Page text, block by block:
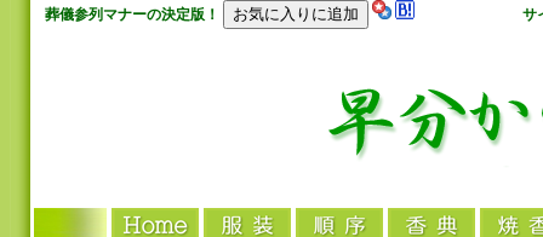
葬儀参列マナーの決定版！ サ